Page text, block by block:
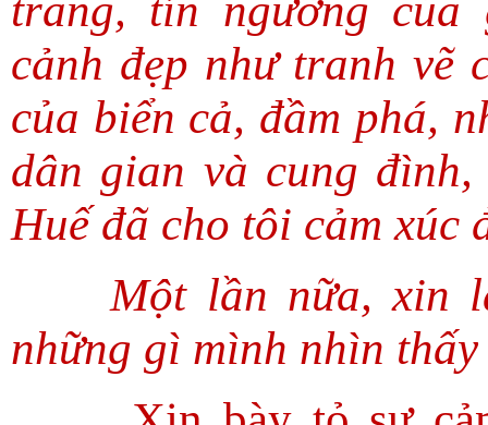
cảnh đẹp như tranh vẽ
của biển cả, đầm phá,
dân gian và cung
Huế đã cho tôi cảm xúc
Một lần nữa, xin
những gì mình nhìn